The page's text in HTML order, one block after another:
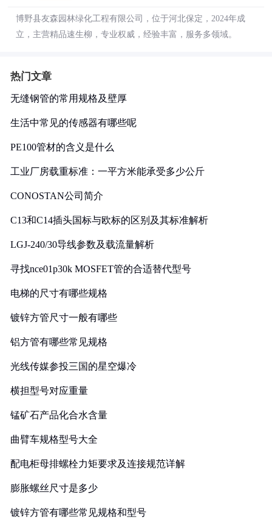
博野县友森园林绿化工程有限公司，位于河北保定，2024年成
立，主营精品速生柳，专业权威，经验丰富，服务多领域。
热门文章
无缝钢管的常用规格及壁厚
生活中常见的传感器有哪些呢
PE100管材的含义是什么
工业厂房载重标准：一平方米能承受多少公斤
CONOSTAN公司简介
C13和C14插头国标与欧标的区别及其标准解析
LGJ-240/30导线参数及载流量解析
寻找nce01p30k MOSFET管的合适替代型号
电梯的尺寸有哪些规格
镀锌方管尺寸一般有哪些
铝方管有哪些常见规格
光线传媒参投三国的星空爆冷
横担型号对应重量
锰矿石产品化合水含量
曲臂车规格型号大全
配电柜母排螺栓力矩要求及连接规范详解
膨胀螺丝尺寸是多少
镀锌方管有哪些常见规格和型号